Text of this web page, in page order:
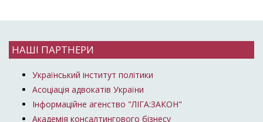
НАШІ ПАРТНЕРИ
Український інститут політики
Асоціація адвокатів України
Інформаційне агенство "ЛІГА:ЗАКОН"
Академія консалтингового бізнесу